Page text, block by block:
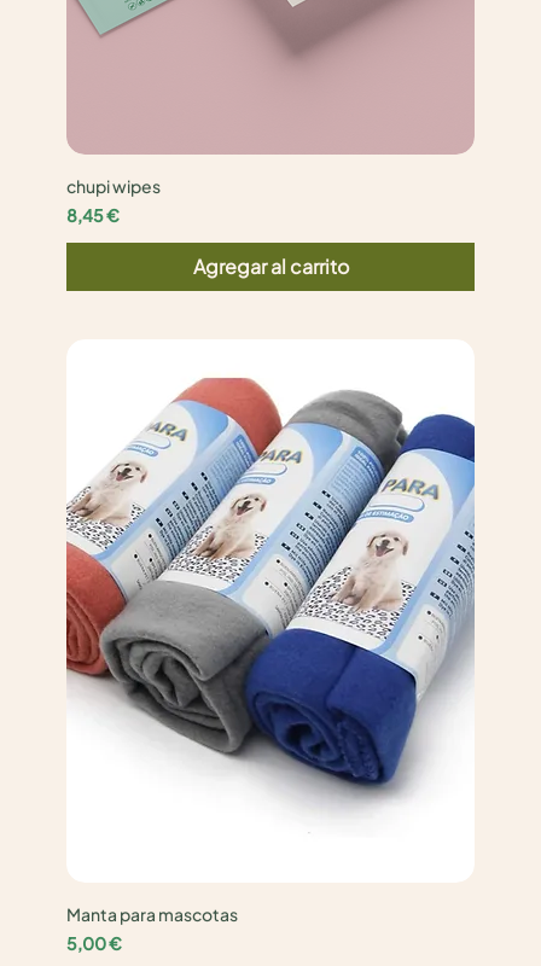
chupi wipes
Precio
8,45 €
Agregar al carrito
Manta para mascotas
Precio
5,00 €